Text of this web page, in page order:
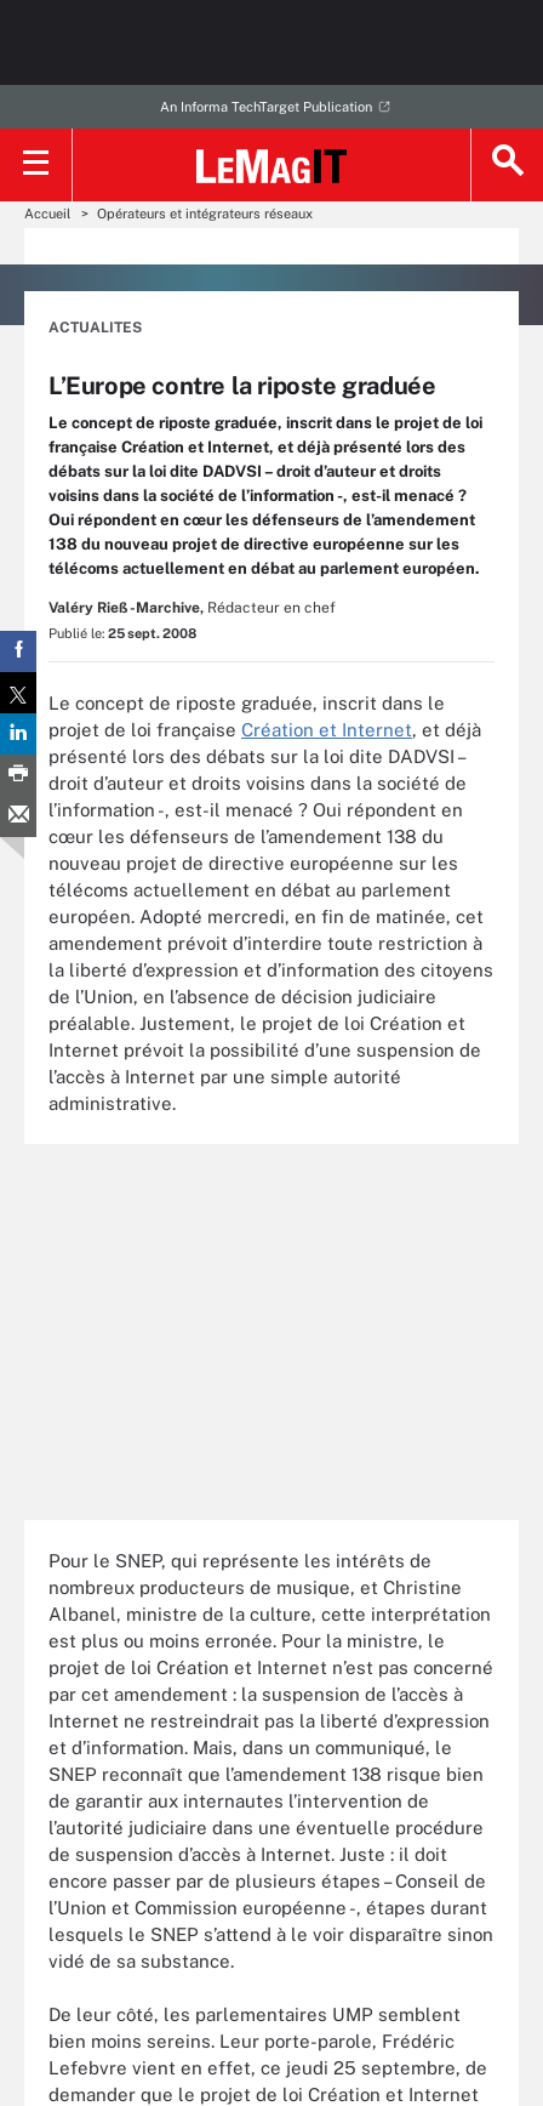
An Informa TechTarget Publication
Accueil Opérateurs et intégrateurs réseaux
ACTUALITES
L’Europe contre la riposte graduée
Le concept de riposte graduée, inscrit dans le projet de loi
française Création et Internet, et déjà présenté lors des
débats sur la loi dite DADVSI – droit d’auteur et droits
voisins dans la société de l’information -, est-il menacé ?
Oui répondent en cœur les défenseurs de l’amendement
138 du nouveau projet de directive européenne sur les
télécoms actuellement en débat au parlement européen.
Valéry Rieß-Marchive, Rédacteur en chef
Publié le: 25 sept. 2008
Le concept de riposte graduée, inscrit dans le
projet de loi française Création et Internet, et déjà
présenté lors des débats sur la loi dite DADVSI –
droit d’auteur et droits voisins dans la société de
l’information -, est-il menacé ? Oui répondent en
cœur les défenseurs de l’amendement 138 du
nouveau projet de directive européenne sur les
télécoms actuellement en débat au parlement
européen. Adopté mercredi, en fin de matinée, cet
amendement prévoit d’interdire toute restriction à
la liberté d’expression et d’information des citoyens
de l’Union, en l’absence de décision judiciaire
préalable. Justement, le projet de loi Création et
Internet prévoit la possibilité d’une suspension de
l’accès à Internet par une simple autorité
administrative.
Pour le SNEP, qui représente les intérêts de
nombreux producteurs de musique, et Christine
Albanel, ministre de la culture, cette interprétation
est plus ou moins erronée. Pour la ministre, le
projet de loi Création et Internet n’est pas concerné
par cet amendement : la suspension de l’accès à
Internet ne restreindrait pas la liberté d’expression
et d’information. Mais, dans un communiqué, le
SNEP reconnaît que l’amendement 138 risque bien
de garantir aux internautes l’intervention de
l’autorité judiciaire dans une éventuelle procédure
de suspension d’accès à Internet. Juste : il doit
encore passer par de plusieurs étapes – Conseil de
l’Union et Commission européenne -, étapes durant
lesquels le SNEP s’attend à le voir disparaître sinon
vidé de sa substance.
De leur côté, les parlementaires UMP semblent
bien moins sereins. Leur porte-parole, Frédéric
Lefebvre vient en effet, ce jeudi 25 septembre, de
demander que le projet de loi Création et Internet